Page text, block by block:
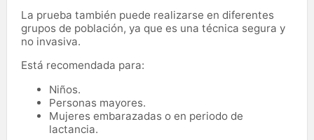
La prueba también puede realizarse en diferentes
grupos de población, ya que es una técnica segura y
no invasiva.
Está recomendada para:
Niños.
Personas mayores.
Mujeres embarazadas o en periodo de
lactancia.